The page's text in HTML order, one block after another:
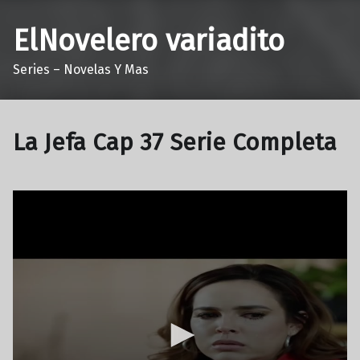
ElNovelero variadito
Series – Novelas Y Mas
La Jefa Cap 37 Serie Completa